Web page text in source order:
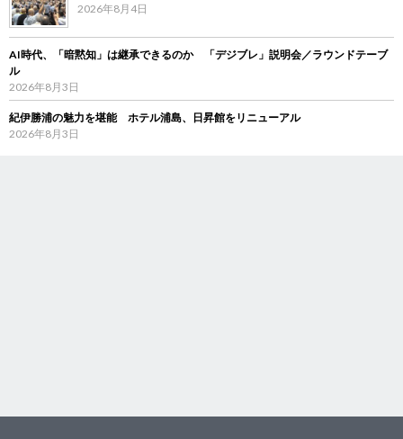
2026年8月4日
AI時代、「暗黙知」は継承できるのか 「デジブレ」説明会／ラウンドテーブ
ル
2026年8月3日
紀伊勝浦の魅力を堪能 ホテル浦島、日昇館をリニューアル
2026年8月3日